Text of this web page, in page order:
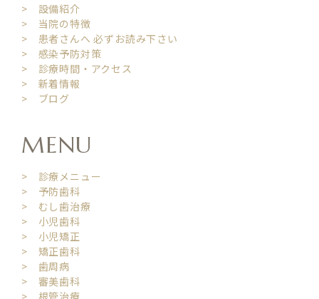
> 設備紹介
> 当院の特徴
> 患者さんへ 必ずお読み下さい
> 感染予防対策
> 診療時間・アクセス
> 新着情報
> ブログ
MENU
> 診療メニュー
> 予防歯科
> むし歯治療
> 小児歯科
> 小児矯正
> 矯正歯科
> 歯周病
> 審美歯科
> 根管治療